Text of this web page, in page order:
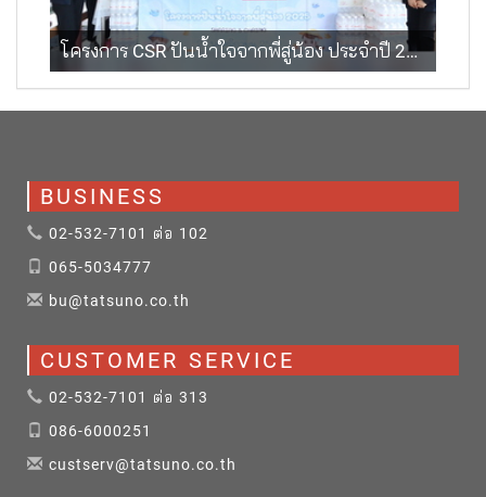
โครงการ CSR ปันน้ำใจจากพี่สู่น้อง ประจำปี 2025 มอบให้แก่สถานสงเคราะห์เด็กอ่อนรังสิต
BUSINESS
02-532-7101 ต่อ 102
065-5034777
bu@tatsuno.co.th
CUSTOMER SERVICE
02-532-7101 ต่อ 313
086-6000251
custserv@tatsuno.co.th